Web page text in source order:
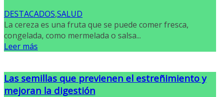
DESTACADOS,SALUD
La cereza es una fruta que se puede comer fresca,
congelada, como mermelada o salsa...
Leer más
Las semillas que previenen el estreñimiento y
mejoran la digestión